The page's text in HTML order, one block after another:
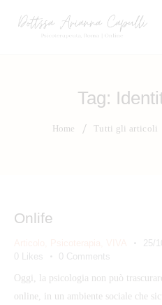
Tag:
Home Tutti gli articoli
Onlife
25/
0
Likes 0 Comments
Oggi, la psicologia non può
online, in un ambiente sociale che